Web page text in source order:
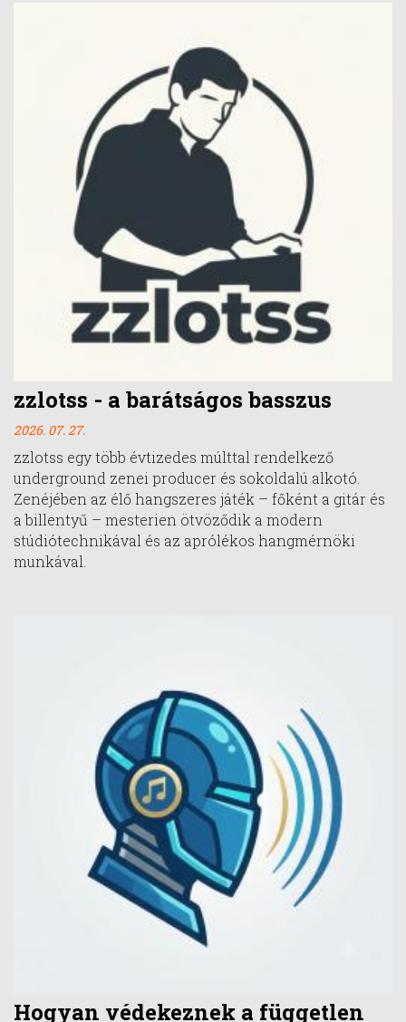
zzlotss - a barátságos basszus
2026. 07. 27.
zzlotss egy több évtizedes múlttal rendelkező
underground zenei producer és sokoldalú alkotó.
Zenéjében az élő hangszeres játék – főként a gitár és
a billentyű – mesterien ötvöződik a modern
stúdiótechnikával és az aprólékos hangmérnöki
munkával.
Hogyan védekeznek a független